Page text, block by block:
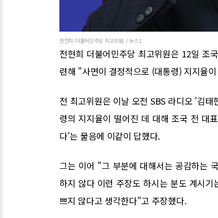
전현희 더불어민주당 최고위원. / 뉴스1
전현희 더불어민주당 최고위원은 12일 조
련해 "사면이 결정적으로 (대통령) 지지율
전 최고위원은 이날 오전 SBS 라디오 '김
령의 지지율이 떨어진 데 대해 조국 전 대
다'는 물음에 이같이 답했다.
그는 이어 "그 부분에 대해서는 공감하는
하지 않다 이런 주장도 하시는 분도 계시
쁘지 않다고 생각한다"고 주장했다.